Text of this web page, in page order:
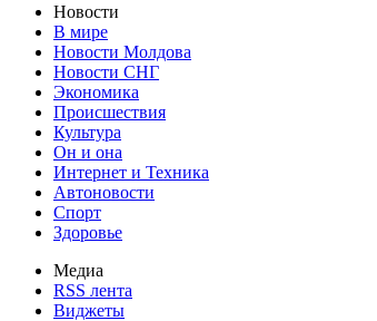
Новости
В мире
Новости Молдова
Новости СНГ
Экономика
Происшествия
Культура
Он и она
Интернет и Техника
Автоновости
Спорт
Здоровье
Медиа
RSS лента
Виджеты